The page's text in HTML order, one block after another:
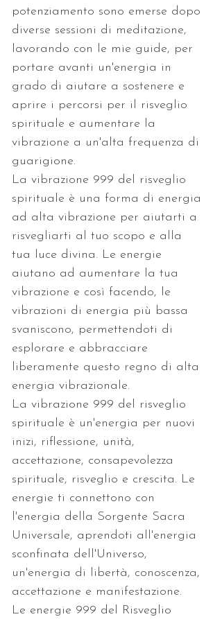
potenziamento sono emerse dopo
diverse sessioni di meditazione,
lavorando con le mie guide, per
portare avanti un'energia in
grado di aiutare a sostenere e
aprire i percorsi per il risveglio
spirituale e aumentare la
vibrazione a un'alta frequenza di
guarigione.
La vibrazione 999 del risveglio
spirituale è una forma di energia
ad alta vibrazione per aiutarti a
risvegliarti al tuo scopo e alla
tua luce divina. Le energie
aiutano ad aumentare la tua
vibrazione e così facendo, le
vibrazioni di energia più bassa
svaniscono, permettendoti di
esplorare e abbracciare
liberamente questo regno di alta
energia vibrazionale.
La vibrazione 999 del risveglio
spirituale è un'energia per nuovi
inizi, riflessione, unità,
accettazione, consapevolezza
spirituale, risveglio e crescita. Le
energie ti connettono con
l'energia della Sorgente Sacra
Universale, aprendoti all'energia
sconfinata dell'Universo,
un'energia di libertà, conoscenza,
accettazione e manifestazione.
Le energie 999 del Risveglio